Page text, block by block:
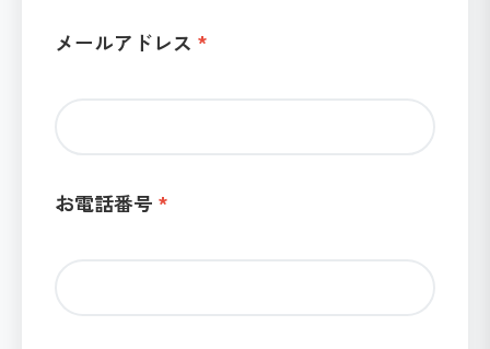
メールアドレス
お電話番号